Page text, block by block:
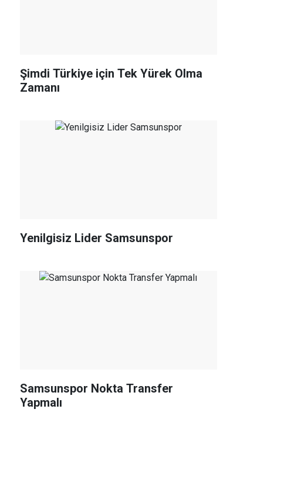
Şimdi Türkiye için Tek Yürek Olma
Zamanı
Yenilgisiz Lider Samsunspor
Samsunspor Nokta Transfer
Yapmalı